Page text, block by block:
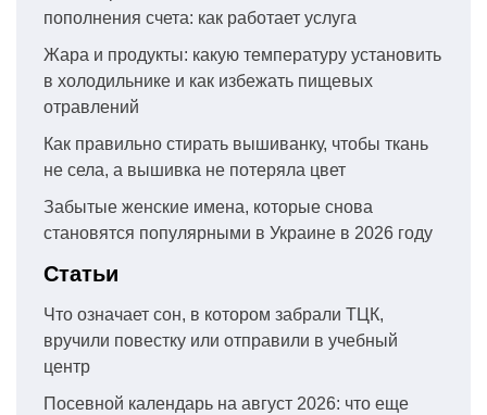
пополнения счета: как работает услуга
Жара и продукты: какую температуру установить
в холодильнике и как избежать пищевых
отравлений
Как правильно стирать вышиванку, чтобы ткань
не села, а вышивка не потеряла цвет
Забытые женские имена, которые снова
становятся популярными в Украине в 2026 году
Статьи
Что означает сон, в котором забрали ТЦК,
вручили повестку или отправили в учебный
центр
Посевной календарь на август 2026: что еще